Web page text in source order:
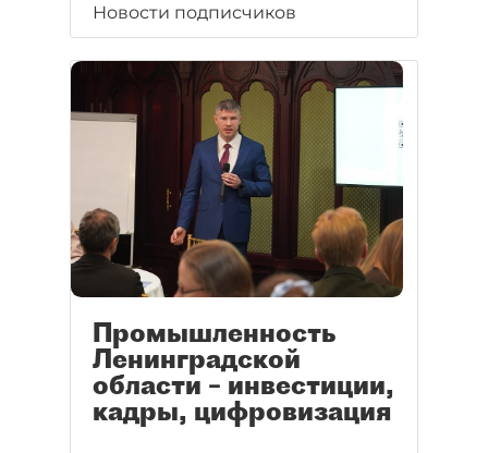
Новости подписчиков
Промышленность
Ленинградской
области – инвестиции,
кадры, цифровизация